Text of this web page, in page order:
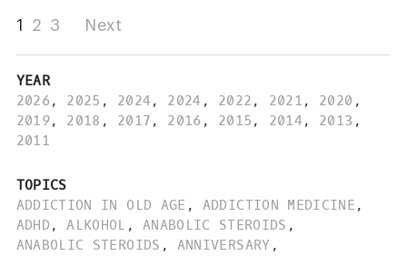
1 2 3 Next
YEAR
2026 , 2025 , 2024, 2024 , 2022 , 2021 , 2020 ,
2019, 2018 , 2017 , 2016 , 2015 , 2014, 2013 ,
2011
TOPICS
ADDICTION IN OLD AGE , ADDICTION MEDICINE ,
ADHD , ALKOHOL , ANABOLIC STEROIDS ,
ANABOLIC STEROIDS , ANNIVERSARY ,